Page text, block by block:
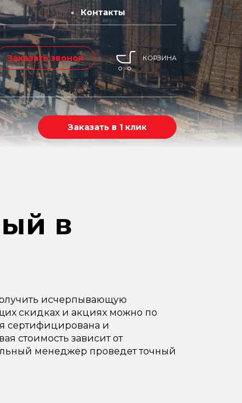
Контакты
Заказать звонок КОРЗИНА
Заказать в 1 клик
в
исчерпывающую
скидках и акциях можно по
сертифицирована и
стоимость зависит от
менеджер проведет точный